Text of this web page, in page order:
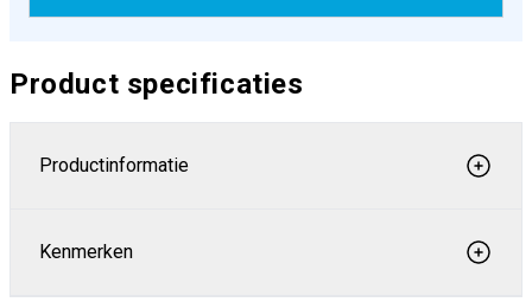
Product specificaties
Productinformatie
Kenmerken